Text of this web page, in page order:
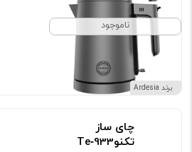
ناموجود
برند Ardesia